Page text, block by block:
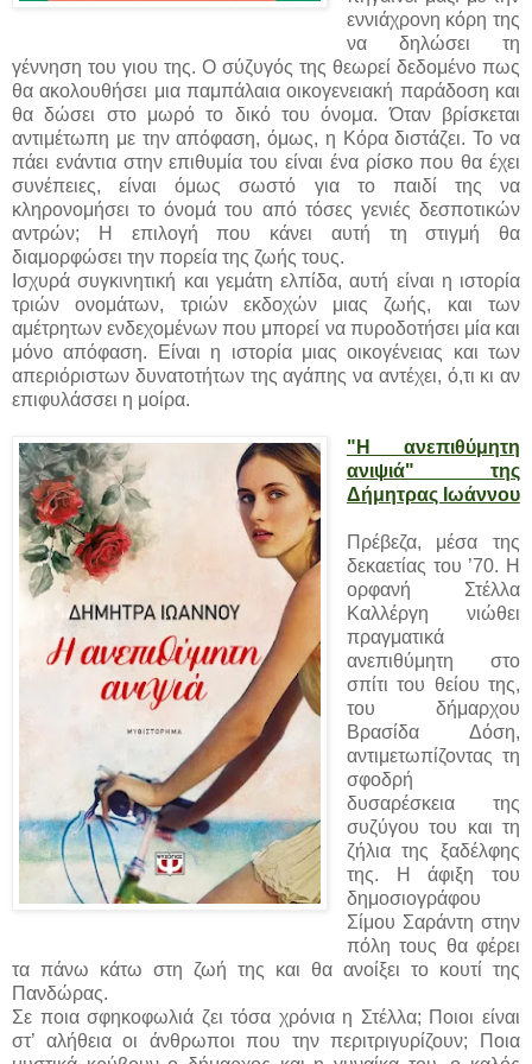
εννιάχρονη κόρη της
να δηλώσει τη
γέννηση του γιου της. Ο σύζυγός της θεωρεί δεδομένο πως
θα ακολουθήσει μια παμπάλαια οικογενειακή παράδοση και
θα δώσει στο μωρό το δικό του όνομα. Όταν βρίσκεται
αντιμέτωπη με την απόφαση, όμως, η Κόρα διστάζει. Το να
πάει ενάντια στην επιθυμία του είναι ένα ρίσκο που θα έχει
συνέπειες, είναι όμως σωστό για το παιδί της να
κληρονομήσει το όνομά του από τόσες γενιές δεσποτικών
αντρών; Η επιλογή που κάνει αυτή τη στιγμή θα
διαμορφώσει την πορεία της ζωής τους.
Ισχυρά συγκινητική και γεμάτη ελπίδα, αυτή είναι η ιστορία
τριών ονομάτων, τριών εκδοχών μιας ζωής, και των
αμέτρητων ενδεχομένων που μπορεί να πυροδοτήσει μία και
μόνο απόφαση. Είναι η ιστορία μιας οικογένειας και των
απεριόριστων δυνατοτήτων της αγάπης να αντέχει, ό,τι κι αν
επιφυλάσσει η μοίρα.
"Η ανεπιθύμητη
ανιψιά" της
Δήμητρας Ιωάννου
Πρέβεζα, μέσα της
δεκαετίας του ’70. Η
ορφανή Στέλλα
Καλλέργη νιώθει
πραγματικά
ανεπιθύμητη στο
σπίτι του θείου της,
του δήμαρχου
Βρασίδα Δόση,
αντιμετωπίζοντας τη
σφοδρή
δυσαρέσκεια της
συζύγου του και τη
ζήλια της ξαδέλφης
της. Η άφιξη του
δημοσιογράφου
Σίμου Σαράντη στην
πόλη τους θα φέρει
τα πάνω κάτω στη ζωή της και θα ανοίξει το κουτί της
Πανδώρας.
Σε ποια σφηκοφωλιά ζει τόσα χρόνια η Στέλλα; Ποιοι είναι
στ’ αλήθεια οι άνθρωποι που την περιτριγυρίζουν; Ποια